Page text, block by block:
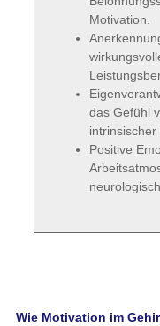
Motivation.
das Gefühl
intrinsischer
Positive
Wie Motivation im